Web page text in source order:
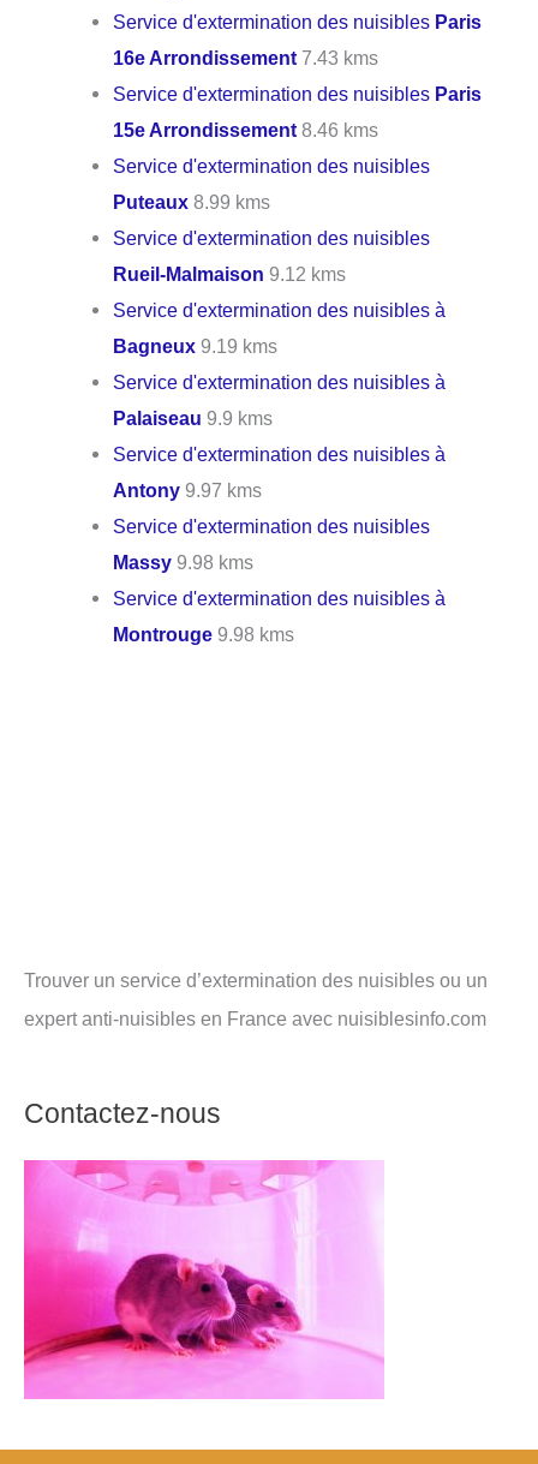
Service d'extermination des nuisibles Paris
16e Arrondissement 7.43 kms
Service d'extermination des nuisibles Paris
15e Arrondissement 8.46 kms
Service d'extermination des nuisibles
Puteaux 8.99 kms
Service d'extermination des nuisibles
Rueil-Malmaison 9.12 kms
Service d'extermination des nuisibles à
Bagneux 9.19 kms
Service d'extermination des nuisibles à
Palaiseau 9.9 kms
Service d'extermination des nuisibles à
Antony 9.97 kms
Service d'extermination des nuisibles
Massy 9.98 kms
Service d'extermination des nuisibles à
Montrouge 9.98 kms
Trouver un service d’extermination des nuisibles ou un
expert anti-nuisibles en France avec nuisiblesinfo.com
Contactez-nous